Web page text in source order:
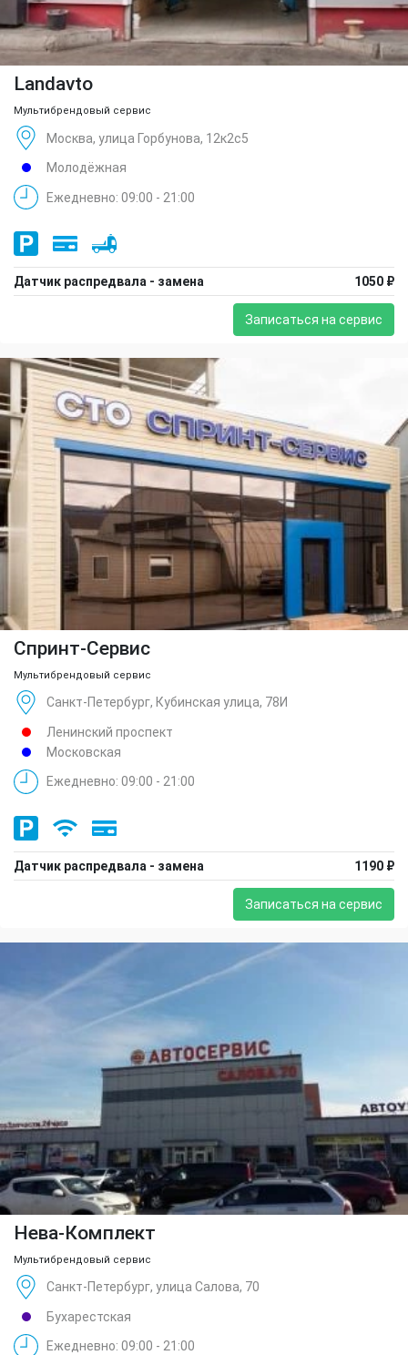
Landavto
Мультибрендовый сервис
Москва, улица Горбунова, 12к2с5
Молодёжная
Ежедневно: 09:00 - 21:00
Датчик распредвала - замена 1050 ₽
Записаться на сервис
Спринт-Сервис
Мультибрендовый сервис
Санкт-Петербург, Кубинская улица, 78И
Ленинский проспект
Московская
Ежедневно: 09:00 - 21:00
Датчик распредвала - замена 1190 ₽
Записаться на сервис
Нева-Комплект
Мультибрендовый сервис
Санкт-Петербург, улица Салова, 70
Бухарестская
Ежедневно: 09:00 - 21:00